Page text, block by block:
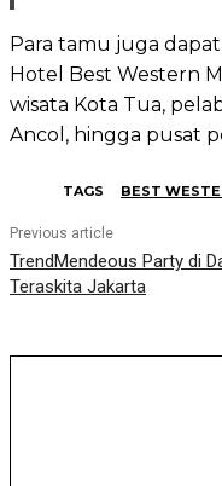
Para tamu juga
Hotel Best Western
wisata Kota Tua,
Ancol, hingga pusat
TAGS BEST
Previous article
TrendMendeous Party di
Teraskita Jakarta